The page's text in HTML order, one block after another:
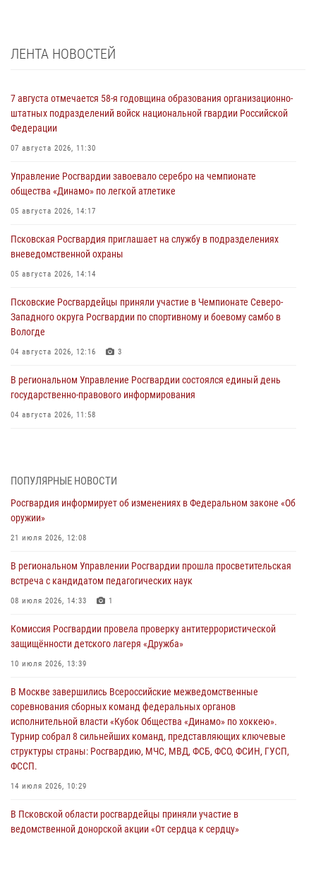
ЛЕНТА НОВОСТЕЙ
7 августа отмечается 58-я годовщина образования организационно-
штатных подразделений войск национальной гвардии Российской
Федерации
07 августа 2026, 11:30
Управление Росгвардии завоевало серебро на чемпионате
общества «Динамо» по легкой атлетике
05 августа 2026, 14:17
Псковская Росгвардия приглашает на службу в подразделениях
вневедомственной охраны
05 августа 2026, 14:14
Псковские Росгвардейцы приняли участие в Чемпионате Северо-
Западного округа Росгвардии по спортивному и боевому самбо в
Вологде
04 августа 2026, 12:16 3
В региональном Управление Росгвардии состоялся единый день
государственно-правового информирования
04 августа 2026, 11:58
03 августа 2026, 17:21
21 единицу оружия изъяли Псковские росгвардейцы за неделю
03 августа 2026, 14:10
безопасности во время празднования Дня ВДВ
02 августа 2026, 13:28
улицу Труда
31 июля 2026, 13:53
Всероссийского конкурса профессионального мастерства среди
сотрудников вневедомственной охраны Росгвардии, Псковские
Росгвардейцы одержали победу
30 июля 2026, 05:10
ПОПУЛЯРНЫЕ НОВОСТИ
Росгвардия информирует об изменениях в Федеральном законе «Об
оружии»
21 июля 2026, 12:08
В региональном Управлении Росгвардии прошла просветительская
встреча с кандидатом педагогических наук
08 июля 2026, 14:33 1
Комиссия Росгвардии провела проверку антитеррористической
защищённости детского лагеря «Дружба»
10 июля 2026, 13:39
В Москве завершились Всероссийские межведомственные
соревнования сборных команд федеральных органов
исполнительной власти «Кубок Общества «Динамо» по хоккею».
Турнир собрал 8 сильнейших команд, представляющих ключевые
структуры страны: Росгвардию, МЧС, МВД, ФСБ, ФСО, ФСИН, ГУСП,
ФССП.
14 июля 2026, 10:29
В Псковской области росгвардейцы приняли участие в
ведомственной донорской акции «От сердца к сердцу»